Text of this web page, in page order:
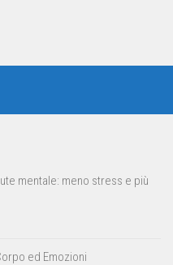
mentale: meno stress e più
ed Emozioni